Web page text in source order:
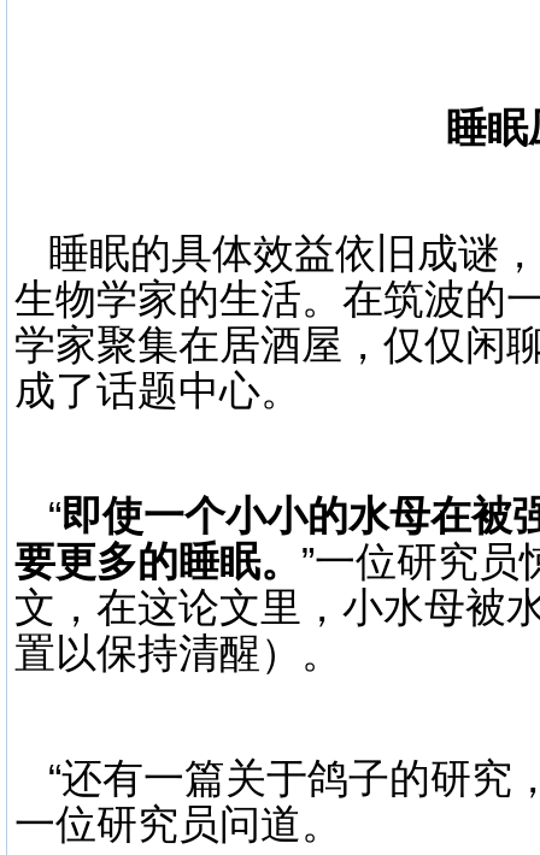
睡
睡眠的具体效益依旧成谜
生物学家的生活。在筑波的
学家聚集在居酒屋，仅仅闲
成了话题中心。
“即使一个小小的水母在被
要更多的睡眠。 ”一位研究员
文，在这论文里，小水母被
置以保持清醒）。
“还有一篇关于鸽子的研究
一位研究员问道。